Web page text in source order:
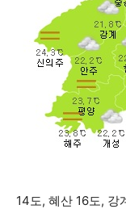
14도, 혜산 16도, 강